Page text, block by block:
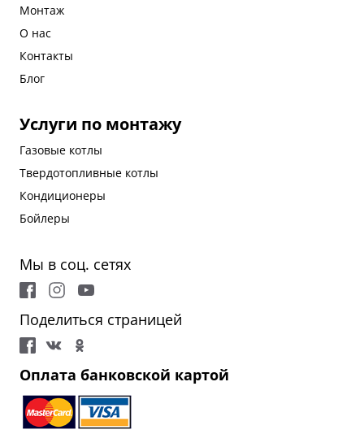
Монтаж
О нас
Контакты
Блог
Услуги по монтажу
Газовые котлы
Твердотопливные котлы
Кондиционеры
Бойлеры
Мы в соц. сетях
Поделиться страницей
Оплата банковской картой